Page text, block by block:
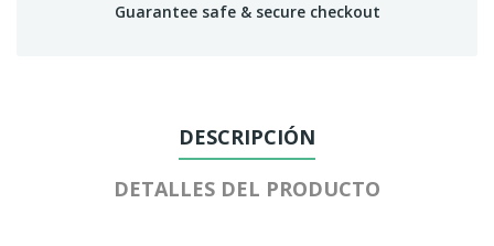
Guarantee safe & secure checkout
DESCRIPCIÓN
DETALLES DEL PRODUCTO